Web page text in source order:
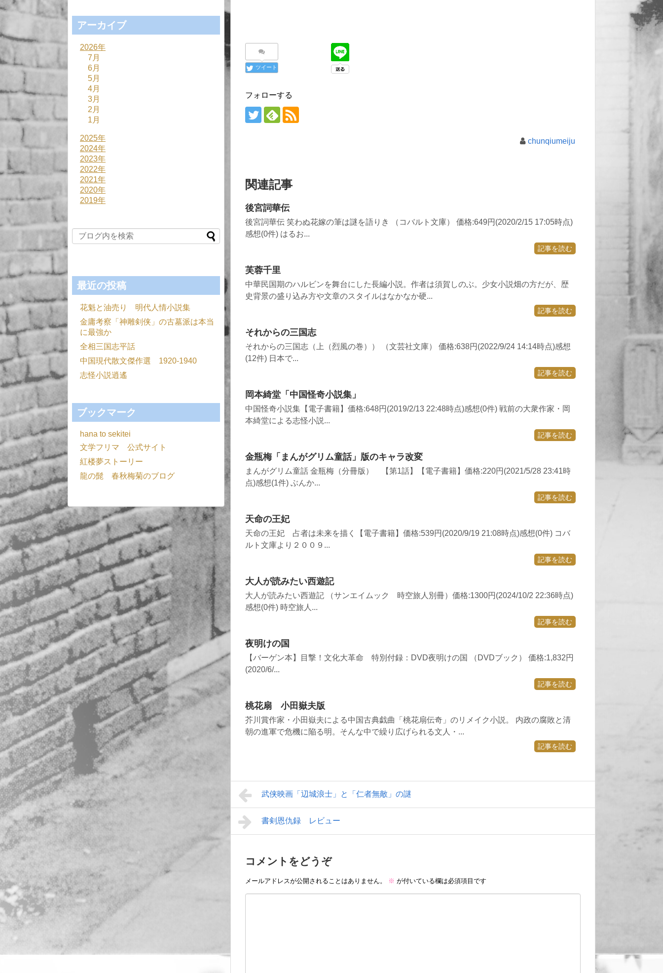
ツイート
フォローする
chunqiumeiju
関連記事
後宮詞華伝
後宮詞華伝 笑わぬ花嫁の筆は謎を語りき （コバルト文庫） 価格:649円(2020/2/15 17:05時点)
感想(0件) はるお...
記事を読む
芙蓉千里
中華民国期のハルビンを舞台にした長編小説。作者は須賀しのぶ。少女小説畑の方だが、歴
史背景の盛り込み方や文章のスタイルはなかなか硬...
記事を読む
それからの三国志
それからの三国志（上（烈風の巻）） （文芸社文庫） 価格:638円(2022/9/24 14:14時点)感想
(12件) 日本で...
記事を読む
岡本綺堂「中国怪奇小説集」
中国怪奇小説集【電子書籍】価格:648円(2019/2/13 22:48時点)感想(0件) 戦前の大衆作家・岡
本綺堂による志怪小説...
記事を読む
金瓶梅「まんがグリム童話」版のキャラ改変
まんがグリム童話 金瓶梅（分冊版） 【第1話】【電子書籍】価格:220円(2021/5/28 23:41時
点)感想(1件) ぶんか...
記事を読む
天命の王妃
天命の王妃 占者は未来を描く【電子書籍】価格:539円(2020/9/19 21:08時点)感想(0件) コバ
ルト文庫より２００９...
記事を読む
大人が読みたい西遊記
大人が読みたい西遊記 （サンエイムック 時空旅人別冊）価格:1300円(2024/10/2 22:36時点)
感想(0件) 時空旅人...
記事を読む
夜明けの国
【バーゲン本】目撃！文化大革命 特別付録：DVD夜明けの国 （DVDブック） 価格:1,832円
(2020/6/...
記事を読む
桃花扇 小田嶽夫版
芥川賞作家・小田嶽夫による中国古典戯曲「桃花扇伝奇」のリメイク小説。 内政の腐敗と清
朝の進軍で危機に陥る明。そんな中で繰り広げられる文人・...
記事を読む
武侠映画「辺城浪士」と「仁者無敵」の謎
書剣恩仇録 レビュー
コメントをどうぞ
メールアドレスが公開されることはありません。 ※ が付いている欄は必須項目です
アーカイブ
2026年
7月
6月
5月
4月
3月
2月
1月
2025年
2024年
2023年
2022年
2021年
2020年
2019年
最近の投稿
花魁と油売り 明代人情小説集
金庸考察「神雕剣侠」の古墓派は本当
に最強か
全相三国志平話
中国現代散文傑作選 1920-1940
志怪小説逍遙
ブックマーク
hana to sekitei
文学フリマ 公式サイト
紅楼夢ストーリー
龍の髭 春秋梅菊のブログ